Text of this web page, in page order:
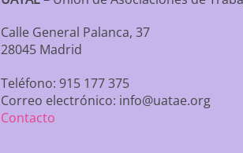
Calle General Palanca, 37
28045 Madrid
Teléfono: 915 177 375
Correo electrónico: info@uatae.org
Contacto